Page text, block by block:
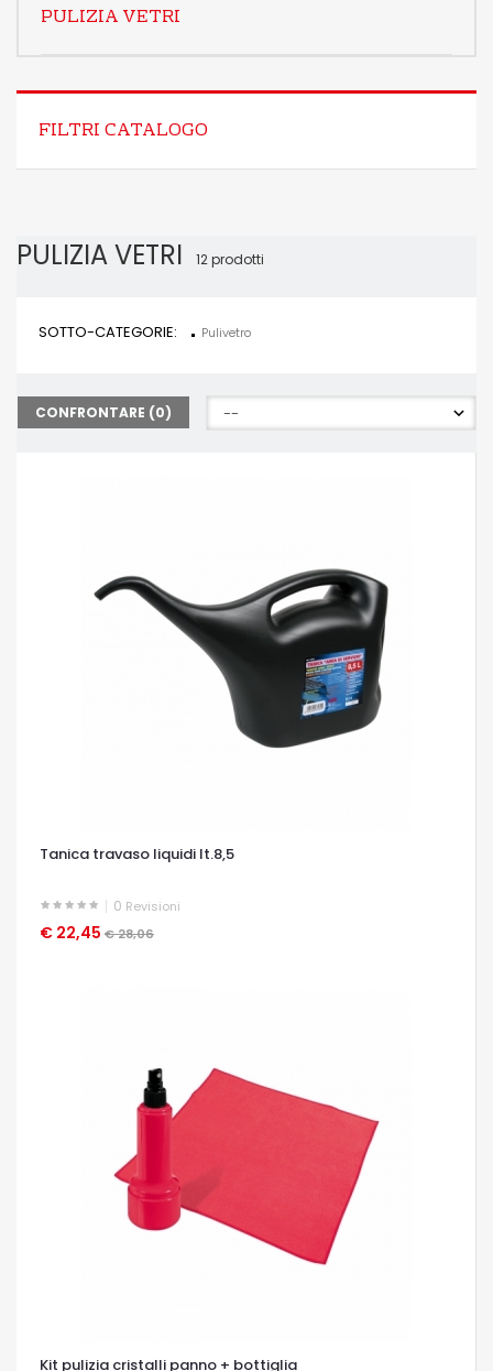
PULIZIA VETRI
FILTRI CATALOGO
PULIZIA VETRI 12 prodotti
SOTTO-CATEGORIE: Pulivetro
CONFRONTARE (0)
Tanica travaso liquidi lt.8,5
0 Revisioni
€ 22,45 € 28,06
OCCHIATA VELOCE
Kit pulizia cristalli panno + bottiglia